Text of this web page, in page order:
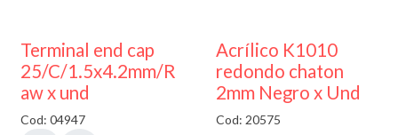
Terminal end cap
25/C/1.5x4.2mm/R
aw x und
Cod: 04947 50% DESCUENTO
Acrílico K1010
redondo chaton
2mm Negro x Und
Cod: 20575